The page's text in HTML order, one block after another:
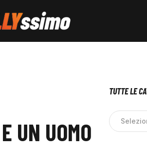
UN UOMO
TUTTE LE